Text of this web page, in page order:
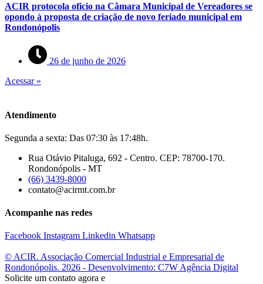
ACIR protocola oficio na Câmara Municipal de Vereadores se
opondo à proposta de criação de novo feriado municipal em
Rondonópolis
26 de junho de 2026
Acessar »
Atendimento
Segunda a sexta: Das 07:30 às 17:48h.
Rua Otávio Pitaluga, 692 - Centro. CEP: 78700-170.
Rondonópolis - MT
(66) 3439-8000
contato@acirmt.com.br
Acompanhe nas redes
Facebook Instagram Linkedin Whatsapp
© ACIR. Associação Comercial Industrial e Empresarial de
Rondonópolis. 2026 - Desenvolvimento: C7W Agência Digital
Solicite um contato agora e